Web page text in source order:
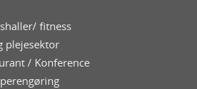
fitness
plejesektor
/ Konference